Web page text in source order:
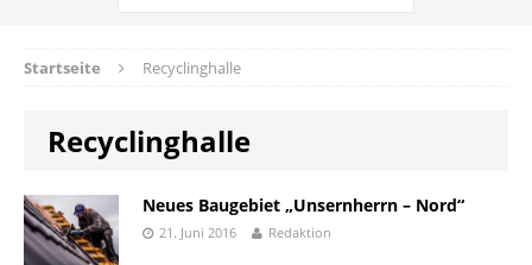
Startseite Recyclinghalle
Recyclinghalle
Neues Baugebiet „Unsernherrn – Nord“
21. Juni 2016 Redaktion